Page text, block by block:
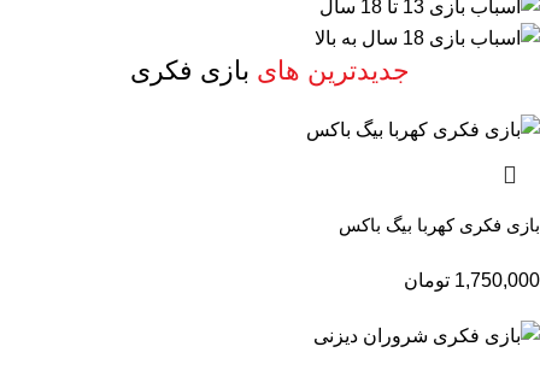
جدیدترین های بازی فکری
بازی فکری کهربا بیگ باکس
1,750,000 تومان